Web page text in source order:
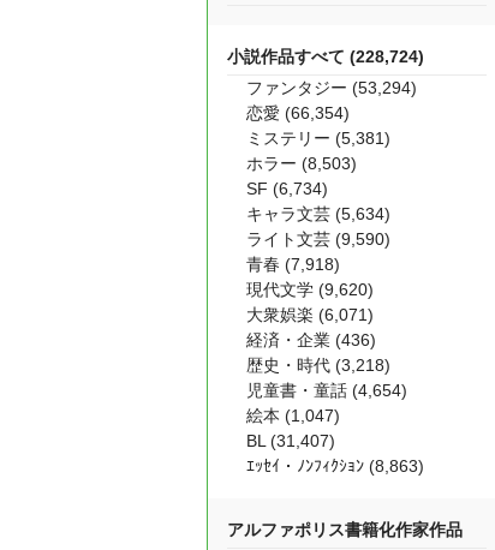
小説作品すべて (228,724)
ファンタジー (53,294)
恋愛 (66,354)
ミステリー (5,381)
ホラー (8,503)
SF (6,734)
キャラ文芸 (5,634)
ライト文芸 (9,590)
青春 (7,918)
現代文学 (9,620)
大衆娯楽 (6,071)
経済・企業 (436)
歴史・時代 (3,218)
児童書・童話 (4,654)
絵本 (1,047)
BL (31,407)
ｴｯｾｲ・ﾉﾝﾌｨｸｼｮﾝ (8,863)
アルファポリス書籍化作家作品